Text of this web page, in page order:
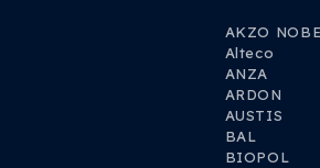
AKZO
Alteco
ANZA
ARDON
AUSTIS
BAL
BIOPOL